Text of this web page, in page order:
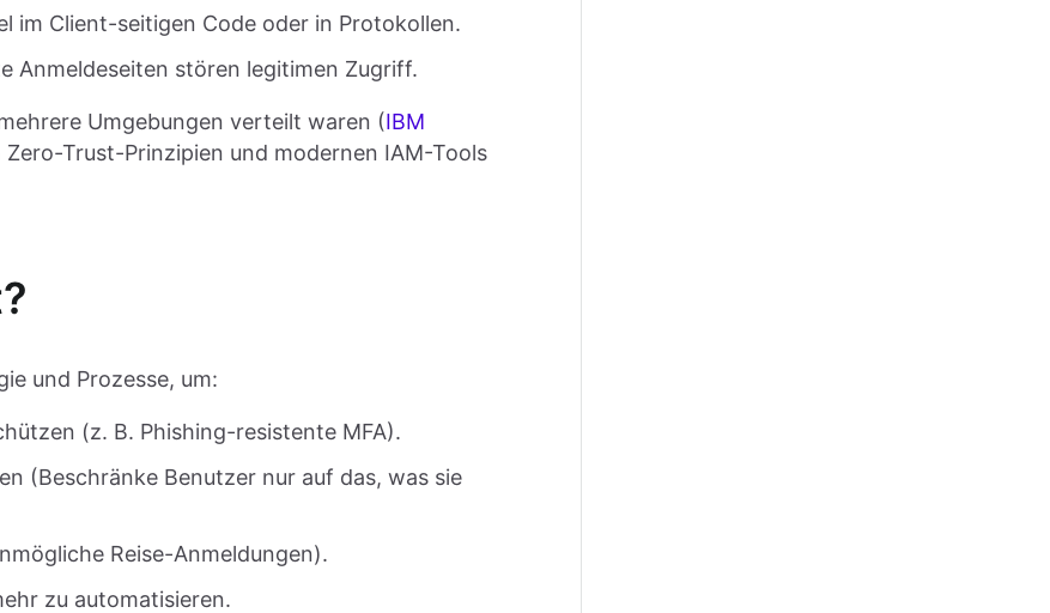
im Client-seitigen Code oder in Protokollen.
Anmeldeseiten stören legitimen Zugriff.
Umgebungen verteilt waren (IBM
Trust-Prinzipien und modernen IAM-Tools
und Prozesse, um:
(z. B. Phishing-resistente MFA).
(Beschränke Benutzer nur auf das, was sie
Reise-Anmeldungen).
zu automatisieren.